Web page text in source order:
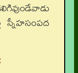
స్నేహసంపద